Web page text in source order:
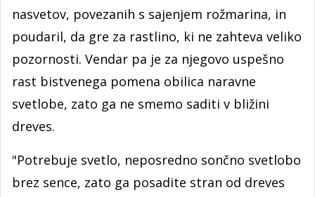
nasvetov, povezanih s sajenjem rožmarina, in
poudaril, da gre za rastlino, ki ne zahteva veliko
pozornosti. Vendar pa je za njegovo uspešno
rast bistvenega pomena obilica naravne
svetlobe, zato ga ne smemo saditi v bližini
dreves.
"Potrebuje svetlo, neposredno sončno svetlobo
brez sence, zato ga posadite stran od dreves